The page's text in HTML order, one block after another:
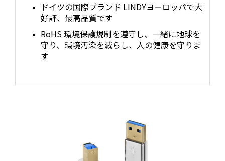
ドイツの国際ブランド LINDYヨーロッパで大
好評、最高品質です
RoHS 環境保護規制を遵守し、一緒に地球を
守り、環境汚染を減らし、人の健康を守りま
す